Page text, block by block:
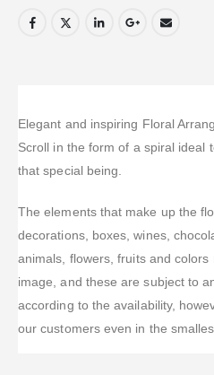
Elegant and inspiring Floral
Scroll in the form of a spiral ideal
that special being.
The elements that make up the
decorations, boxes, wines,
animals, flowers, fruits and
image, and these are subject to
according to the availability,
our customers even in the